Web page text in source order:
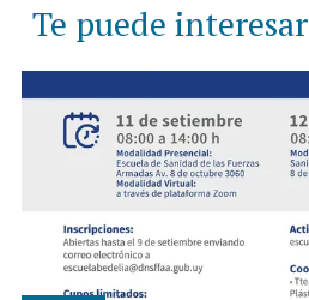
Te puede interesar